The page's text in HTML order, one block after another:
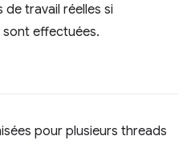
travail réelles si
effectuées.
pour plusieurs threads